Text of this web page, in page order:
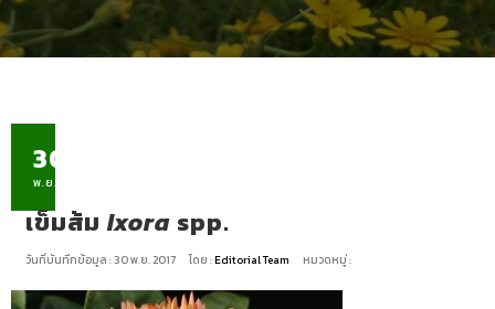
30
พ.ย.
เข็มส้มIxoraspp.
วันที่บันทึกข้อมูล : 30 พ.ย. 2017 โดย :Editorial Team หมวดหมู่ :